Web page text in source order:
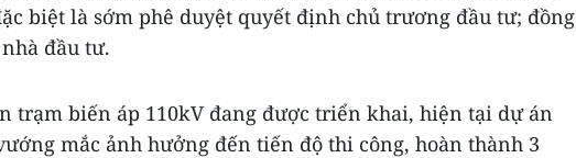
biệt là sớm phê duyệt quyết định chủ trương đầu tư; đồng
đầu tư.
trạm biến áp 110kV đang được triển khai, hiện tại dự án
mắc ảnh hưởng đến tiến độ thi công, hoàn thành 3